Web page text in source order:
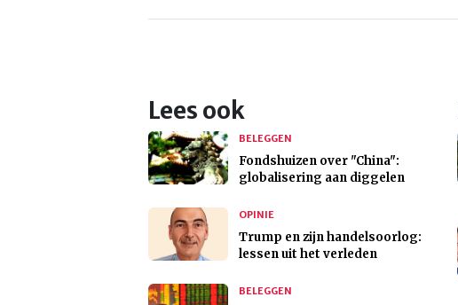
Lees ook
BELEGGEN
Fondshuizen over "China":
globalisering aan diggelen
OPINIE
Trump en zijn handelsoorlog:
lessen uit het verleden
BELEGGEN